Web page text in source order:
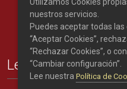
Teléfono: 988 219 893
Legal
nuestros servicios.
Puedes aceptar todas
“Aceptar Cookies”,
“Rechazar Cookies”, o
“Cambiar configuración”.
Lee nuestra Política de